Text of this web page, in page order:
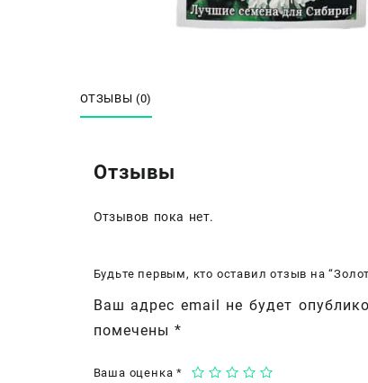
ОТЗЫВЫ (0)
Отзывы
Отзывов пока нет.
Будьте первым, кто оставил отзыв на
Ваш адрес email не будет
помечены*
Ваша оценка*